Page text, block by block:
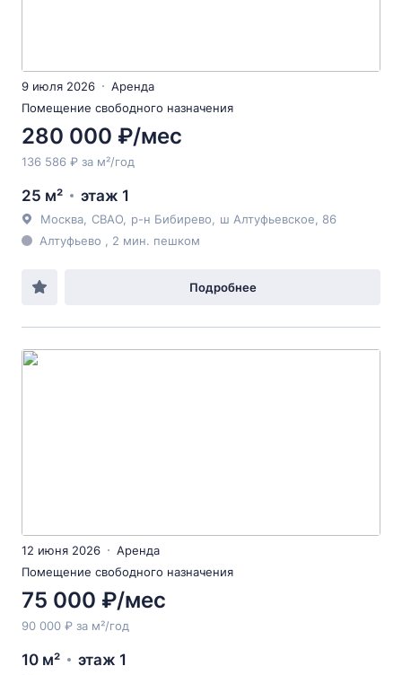
9 июля 2026
Аренда
Помещение свободного назначения
280 000 ₽/мес
136 586 ₽ за м²/год
25 м² этаж 1
Москва СВАО р-н Бибирево ш Алтуфьевское , 86
Алтуфьево , 2 мин. пешком
Подробнее
12 июня 2026
Аренда
Помещение свободного назначения
75 000 ₽/мес
90 000 ₽ за м²/год
10 м² этаж 1